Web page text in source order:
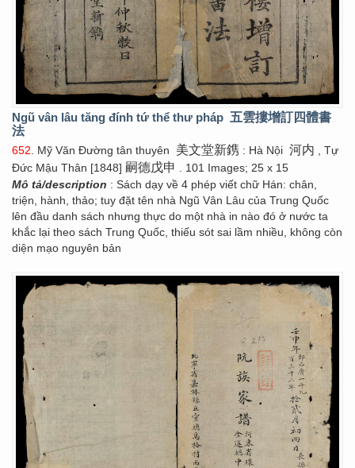
Ngũ vân lâu tăng đính tứ thể thư pháp 五雲摟增訂四體書
法
652 . Mỹ Văn Đường tân thuyên 美文堂新鎸 : Hà Nội 河内 , Tự
Đức Mậu Thân [1848] 嗣德戊申
. 101 Images; 25 x 15
Mô tả/description : Sách dạy về 4 phép viết chữ Hán: chân,
triện, hành, thảo; tuy đặt tên nhà Ngũ Vân Lâu của Trung Quốc
lên đầu danh sách nhưng thực do một nhà in nào đó ở nước ta
khắc lại theo sách Trung Quốc, thiếu sót sai lầm nhiều, không còn
diện mạo nguyên bản